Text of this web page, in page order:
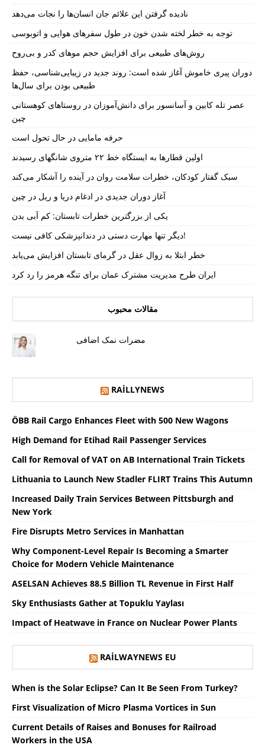
نادیده گرفتن این علائم جان انسان‌ها را نجات می‌دهد
توجه به خطر لخته شدن خون در طول سفرهای هوایی و اتوبوسی
روش‌های طبیعی برای افزایش حجم موهای کدر و بی‌روح
دوران پیری خاموش آغاز شده است: روند جدید در زیبایی‌شناسی، حفظ
طبیعی بودن برای سال‌ها
عصر تله کابین و آسانسور برای دانش‌آموزان در روستاهای کوهستانی
چین
حرفه مامایی در حال تحول است
اولین قطارها به ایستگاه خط ۲۲ متروی شانگهای رسیدند
سبک گفتار کودکان، خطرات سلامت روان در آینده را آشکار می‌کند
آغاز دوران جدیدی در ادغام دریا و ریل در چین
یکی از بزرگترین خطرات تابستان: کم آبی بدن
دیگر تنها مهارت دستی در دندانپزشکی کافی نیست!
خطر ابتلا به زوال عقل در گرمای تابستان افزایش می‌یابد
ایران طرح مدیریت مشترک عمان برای تنگه هرمز را رد کرد
مقالات محبوب
مضرات نمک اضافی
RAILLYNEWS
ÖBB Rail Cargo Enhances Fleet with 500 New Wagons
High Demand for Etihad Rail Passenger Services
Call for Removal of VAT on AB International Train Tickets
Lithuania to Launch New Stadler FLIRT Trains This Autumn
Increased Daily Train Services Between Pittsburgh and
New York
Fire Disrupts Metro Services in Manhattan
Why Component-Level Repair Is Becoming a Smarter
Choice for Modern Vehicle Maintenance
ASELSAN Achieves 88.5 Billion TL Revenue in First Half
Sky Enthusiasts Gather at Topuklu Yaylası
Impact of Heatwave in France on Nuclear Power Plants
RAILWAYNEWS EU
When is the Solar Eclipse? Can It Be Seen From Turkey?
First Visualization of Micro Plasma Vortices in Sun
Current Details of Raises and Bonuses for Railroad
Workers in the USA